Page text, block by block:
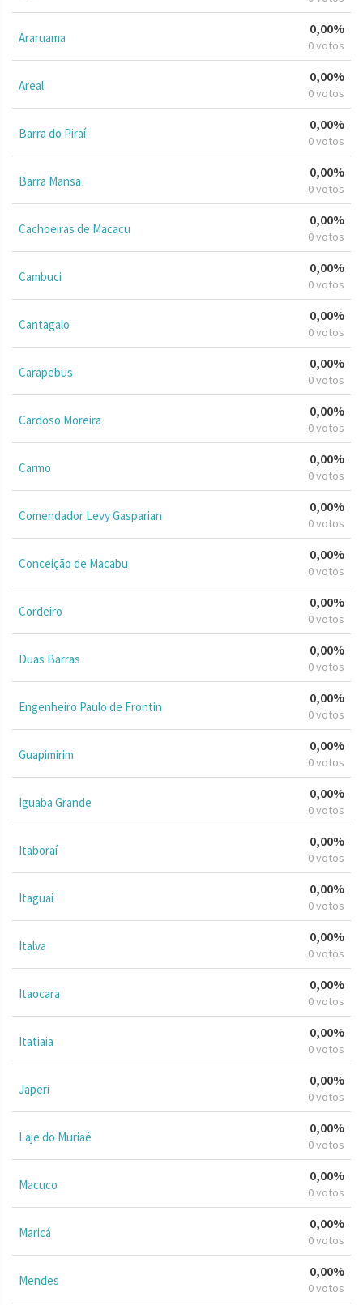
Araruama
0,00%
0 votos
Areal
0,00%
0 votos
Barra do Piraí
0,00%
0 votos
Barra Mansa
0,00%
0 votos
Cachoeiras de Macacu
0,00%
0 votos
Cambuci
0,00%
0 votos
Cantagalo
0,00%
0 votos
Carapebus
0,00%
0 votos
Cardoso Moreira
0,00%
0 votos
Carmo
0,00%
0 votos
Comendador Levy Gasparian
0,00%
0 votos
Conceição de Macabu
0,00%
0 votos
Cordeiro
0,00%
0 votos
Duas Barras
0,00%
0 votos
Engenheiro Paulo de Frontin
0,00%
0 votos
Guapimirim
0,00%
0 votos
Iguaba Grande
0,00%
0 votos
Itaboraí
0,00%
0 votos
Itaguaí
0,00%
0 votos
Italva
0,00%
0 votos
Itaocara
0,00%
0 votos
Itatiaia
0,00%
0 votos
Japeri
0,00%
0 votos
Laje do Muriaé
0,00%
0 votos
Macuco
0,00%
0 votos
Maricá
0,00%
0 votos
Mendes
0,00%
0 votos